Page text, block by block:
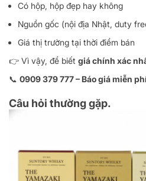
Có hộp, hộp đẹp hay không
Nguồn gốc (nội địa Nhật, duty
Giá thị trường tại thời điểm bán
👉 Vì vậy, để biết giá chính xác
📞 0909 379 777 – Báo giá miễn
Câu hỏi thường gặp.